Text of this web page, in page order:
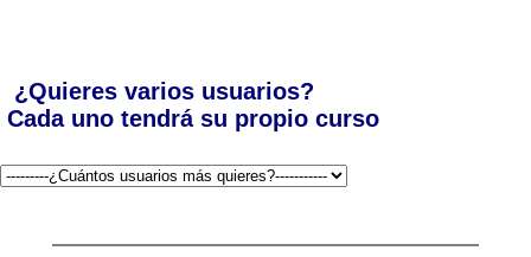
¿Quieres varios usuarios?
Cada uno tendrá su propio curso